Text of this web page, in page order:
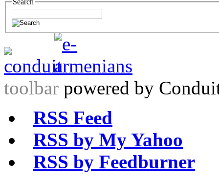
toolbar powered by
RSS Feed
RSS by My Yahoo
RSS by Feedburner